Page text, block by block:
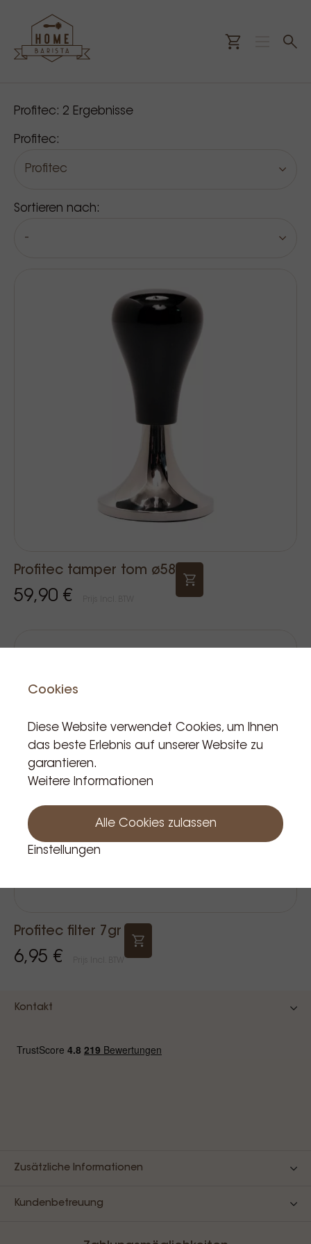
Unsere Produkte
Profitec: 2 Ergebnisse
Profitec:
Profitec
Sortieren nach:
-
Profitec tamper tom ø58
59,90 €
Profitec filter 7gr
6,95 €
Kontakt
Zusätzliche Informationen
Kundenbetreuung
Cookies
Diese Website verwendet Cookies, um Ihnen
das beste Erlebnis auf unserer Website zu
garantieren.
Weitere Informationen
Alle Cookies zulassen
Einstellungen